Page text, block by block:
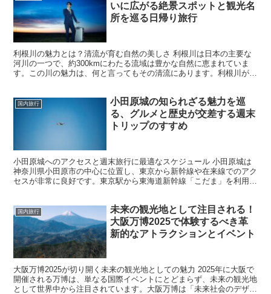
いに広がる絶景スポットと観光名
所を巡る日帰り旅行
利根川の魅力とは？清流が育む自然の美しさ 利根川は日本の主要な
河川の一つで、約300kmにわたる流域は豊かな自然に恵まれていま
す。この川の魅力は、何と言ってもその清流にあります。利根川が育
国内旅行
小田原城の知られざる魅力を巡
る、グルメと歴史が交差する週末
トリップのすすめ
小田原城へのアクセスと週末旅行に最適なスケジュール 小田原城は
神奈川県小田原市の中心に位置し、東京から新幹線や在来線でのアク
セスが非常に良好です。東京駅から東海道新幹線「こだま」を利用す
国内旅行
未来の観光地として注目される！
大阪万博2025で体験するべき革
新的なアトラクションとイベント
大阪万博2025が切り開く未来の観光地としての魅力 2025年に大阪で
開催される万博は、単なる国際イベントにとどまらず、未来の観光地
として世界中から注目されています。大阪万博は「未来社会のデザイ